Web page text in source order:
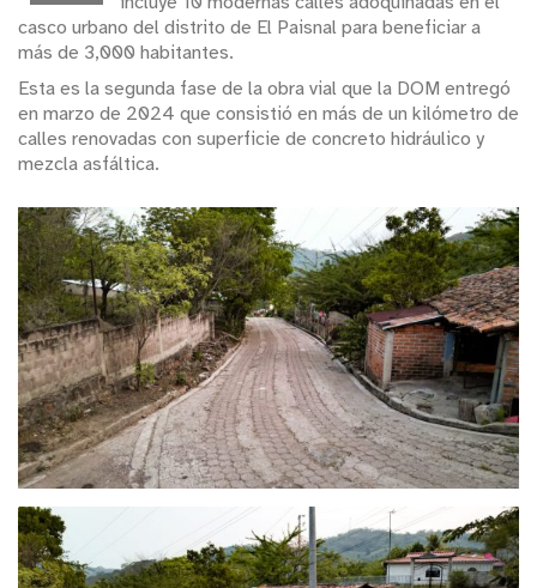
casco urbano del distrito de El Paisnal para beneficiar a
más de 3,000 habitantes.
Esta es la segunda fase de la obra vial que la DOM entregó
en marzo de 2024 que consistió en más de un kilómetro de
calles renovadas con superficie de concreto hidráulico y
mezcla asfáltica.